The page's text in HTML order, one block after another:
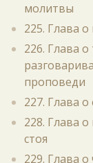
молитвы
225. Глава
226. Глава
проповеди
227. Глава
228. Глава
стоя
229. Глава